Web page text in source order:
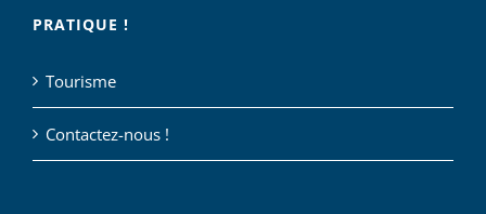
PRATIQUE !
Tourisme
Contactez-nous !